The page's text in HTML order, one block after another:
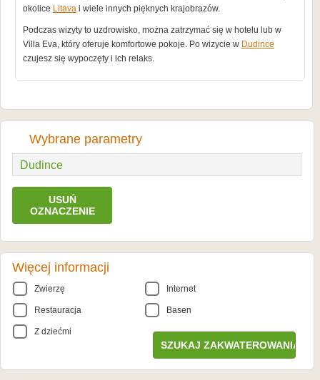
okolice Litava i wiele innych pięknych krajobrazów.
Podczas wizyty to uzdrowisko, można zatrzymać się w hotelu lub w
Villa Eva, który oferuje komfortowe pokoje. Po wizycie w Dudince
czujesz się wypoczęty i ich relaks.
Wybrane parametry
Dudince
USUŃ
OZNACZENIE
Więcej informacji
Zwierzę Internet
Restauracja Basen
Z dziećmi